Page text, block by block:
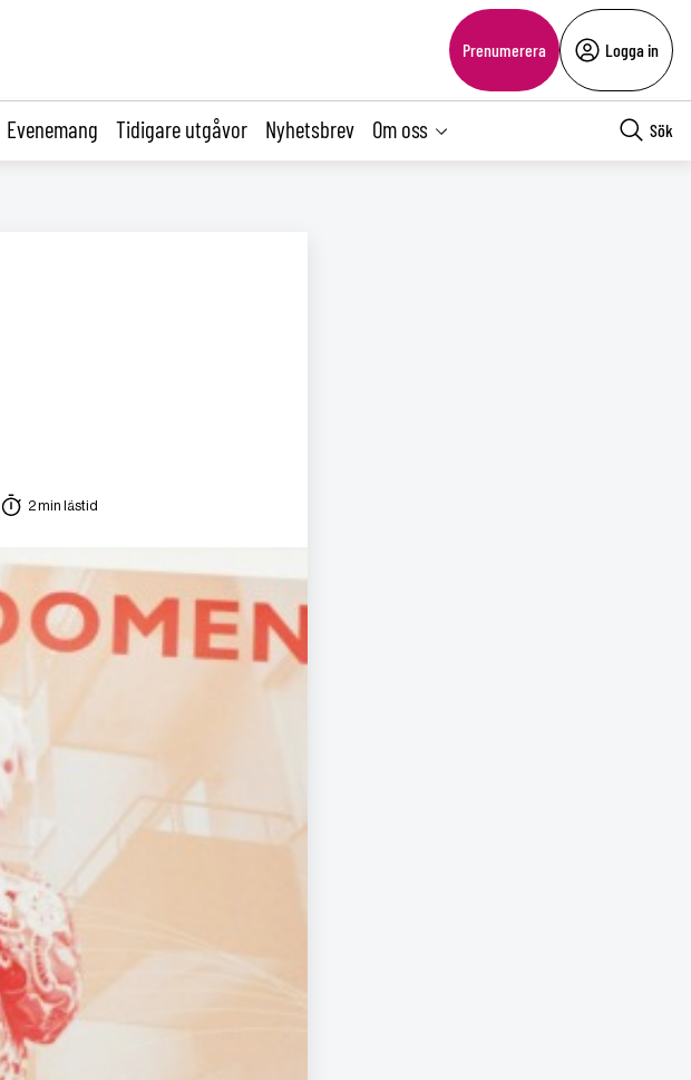
Prenumerera Logga in
Evenemang Tidigare utgåvor Nyhetsbrev Om oss Sök
2 min lästid